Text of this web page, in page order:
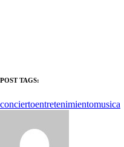
POST TAGS:
conciertoentretenimientomusica